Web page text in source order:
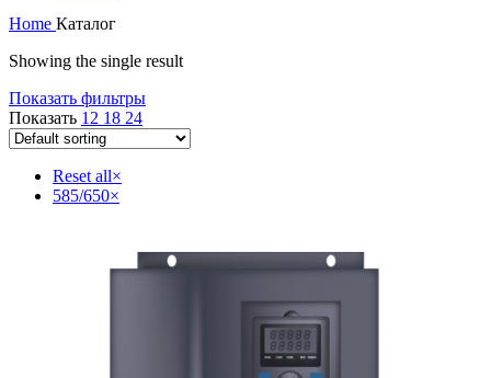
Home Каталог
Showing the single result
Показать фильтры
Показать 12 18 24
Reset all×
585/650×